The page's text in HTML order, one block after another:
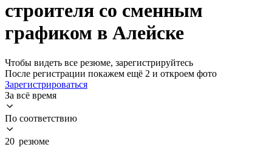
строителя со сменным
графиком в Алейске
Чтобы видеть все резюме, зарегистрируйтесь
После регистрации покажем ещё 2 и откроем фото
Зарегистрироваться
За всё время
По соответствию
20 резюме